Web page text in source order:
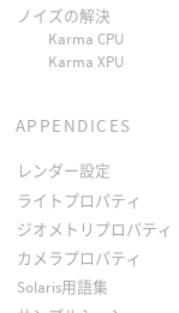
ノイズの解決
Karma CPU
Karma XPU
APPENDICES
レンダー設定
ライトプロパティ
ジオメトリプロパティ
カメラプロパティ
Solaris用語集